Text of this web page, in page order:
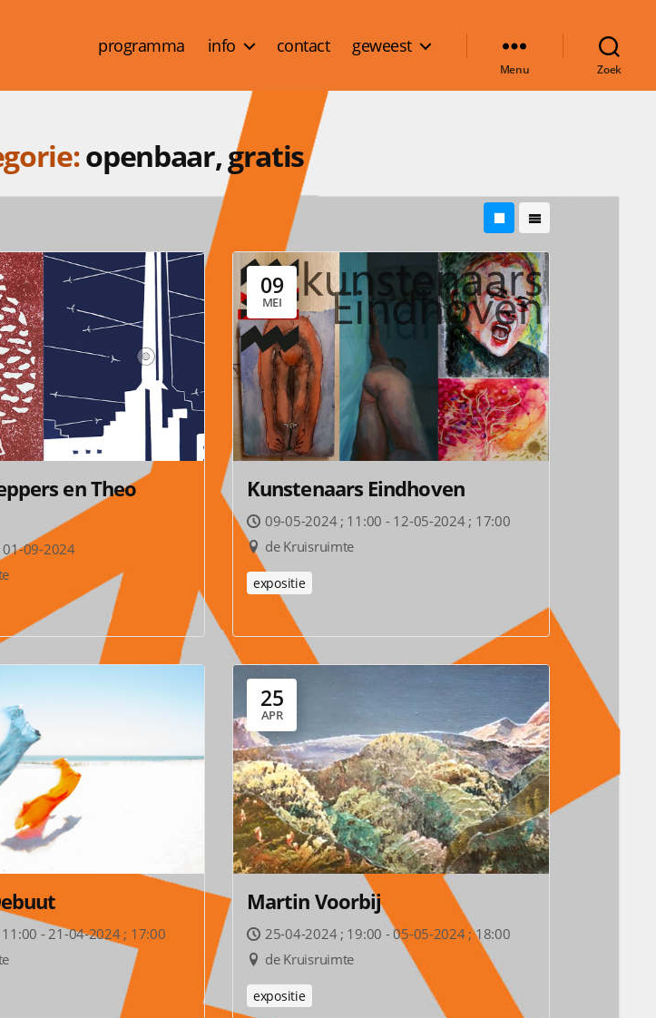
programma info contact geweest
Menu Zoek
openbaar, gratis
en Theo
09-2024
09
MEI
Kunstenaars Eindhoven
09-05-2024 ; 11:00 - 12-05-2024 ; 17:00
de Kruisruimte
expositie
- 21-04-2024 ; 17:00
25
APR
Martin Voorbij
25-04-2024 ; 19:00 - 05-05-2024 ; 18:00
de Kruisruimte
expositie